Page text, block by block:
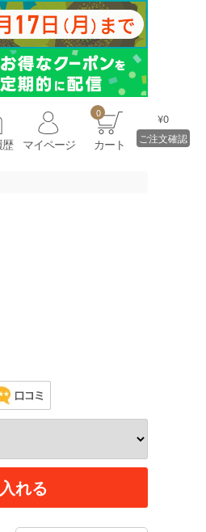
マイページ
0
カート
¥0
ご注文確認
れる